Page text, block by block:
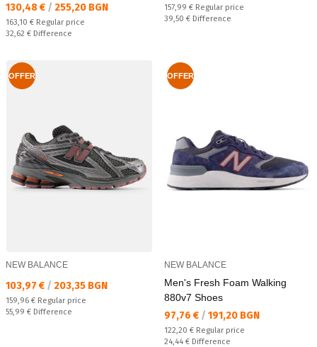
Текуща цена:
130,48 € / 255,20 BGN
Regular price:
163,10 € Regular price
Спестявате:
32,62 € Difference
Regular price:
157,99 € Regular price
Спестявате:
39,50 € Difference
OFFER
NEW BALANCE
Текуща цена:
103,97 € / 203,35 BGN
Regular price:
159,96 € Regular price
Спестявате:
55,99 € Difference
OFFER
NEW BALANCE
Men's Fresh Foam Walking
880v7 Shoes
Текуща цена:
97,76 € / 191,20 BGN
Regular price:
122,20 € Regular price
Спестявате:
24,44 € Difference